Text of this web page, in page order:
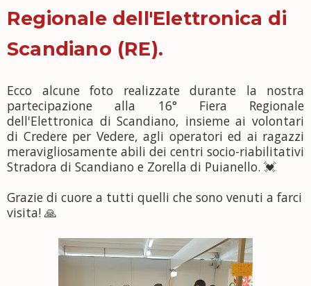
Regionale dell'Elettronica di
Scandiano (RE).
Ecco alcune foto realizzate durante la nostra
partecipazione alla 16° Fiera Regionale
dell'Elettronica di Scandiano, insieme ai volontari
di Credere per Vedere, agli operatori ed ai ragazzi
meravigliosamente abili dei centri socio-riabilitativi
Stradora di Scandiano e Zorella di Puianello. 💓
Grazie di cuore a tutti quelli che sono venuti a farci
visita! 🙏